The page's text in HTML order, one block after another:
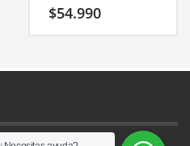
$54.990